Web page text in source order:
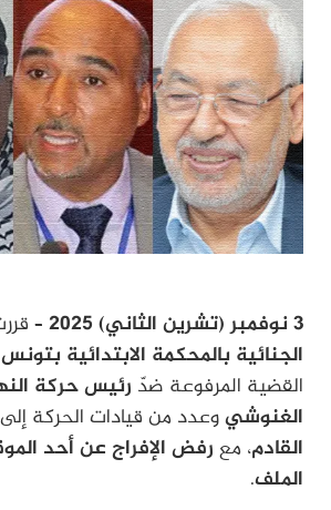
3 نوفمبر (تشرين الثاني) 2025 –
الجنائية بالمحكمة الابتدائية بتونس
القضية المرفوعة ضدّ رئيس حركة
الغنوشيوعدد من قيادات الحركة إلى
القادم، مع رفض الإفراج عن أحد
الملف.